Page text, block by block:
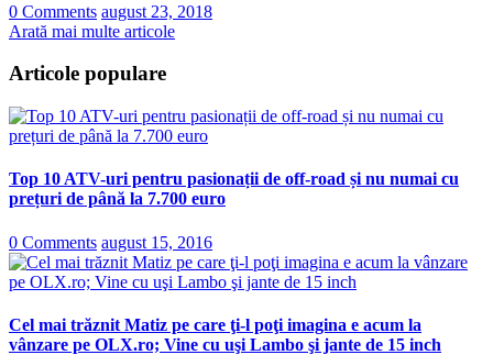
0 Comments august 23, 2018
Arată mai multe articole
Articole populare
Top 10 ATV-uri pentru pasionații de off-road și nu numai cu
prețuri de până la 7.700 euro
0 Comments august 15, 2016
Cel mai trăznit Matiz pe care ţi-l poţi imagina e acum la
vânzare pe OLX.ro; Vine cu uşi Lambo şi jante de 15 inch